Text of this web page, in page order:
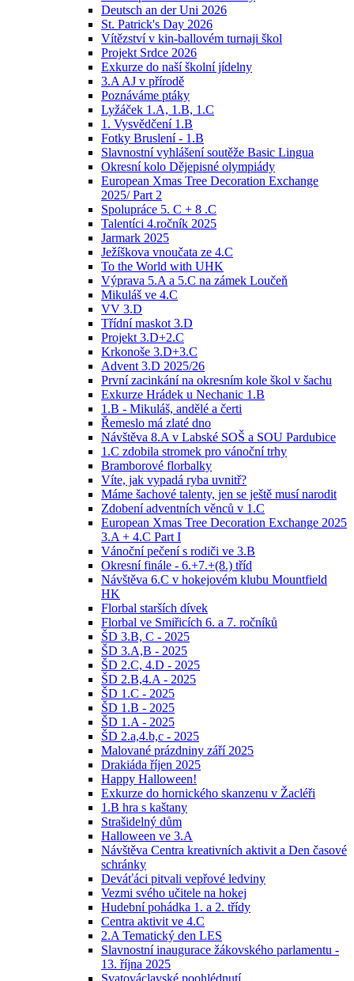
Deutsch an der Uni 2026
St. Patrick's Day 2026
Vítězství v kin-ballovém turnaji škol
Projekt Srdce 2026
Exkurze do naší školní jídelny
3.A AJ v přírodě
Poznáváme ptáky
Lyžáček 1.A, 1.B, 1.C
1. Vysvědčení 1.B
Fotky Bruslení - 1.B
Slavnostní vyhlášení soutěže Basic Lingua
Okresní kolo Dějepisné olympiády
European Xmas Tree Decoration Exchange
2025/ Part 2
Spolupráce 5. C + 8 .C
Talentíci 4.ročník 2025
Jarmark 2025
Ježíškova vnoučata ze 4.C
To the World with UHK
Výprava 5.A a 5.C na zámek Loučeň
Mikuláš ve 4.C
VV 3.D
Třídní maskot 3.D
Projekt 3.D+2.C
Krkonoše 3.D+3.C
Advent 3.D 2025/26
První zacinkání na okresním kole škol v šachu
Exkurze Hrádek u Nechanic 1.B
1.B - Mikuláš, andělé a čerti
Řemeslo má zlaté dno
Návštěva 8.A v Labské SOŠ a SOU Pardubice
1.C zdobila stromek pro vánoční trhy
Bramborové florbalky
Víte, jak vypadá ryba uvnitř?
Máme šachové talenty, jen se ještě musí narodit
Zdobení adventních věnců v 1.C
European Xmas Tree Decoration Exchange 2025
3.A + 4.C Part I
Vánoční pečení s rodiči ve 3.B
Okresní finále - 6.+7.+(8.) tříd
Návštěva 6.C v hokejovém klubu Mountfield
HK
Florbal starších dívek
Florbal ve Smiřicích 6. a 7. ročníků
ŠD 3.B, C - 2025
ŠD 3.A,B - 2025
ŠD 2.C, 4.D - 2025
ŠD 2.B,4.A - 2025
ŠD 1.C - 2025
ŠD 1.B - 2025
ŠD 1.A - 2025
ŠD 2.a,4.b,c - 2025
Malované prázdniny září 2025
Drakiáda říjen 2025
Happy Halloween!
Exkurze do hornického skanzenu v Žacléři
1.B hra s kaštany
Strašidelný dům
Halloween ve 3.A
Návštěva Centra kreativních aktivit a Den časové
schránky
Deváťáci pitvali vepřové ledviny
Vezmi svého učitele na hokej
Hudební pohádka 1. a 2. třídy
Centra aktivit ve 4.C
2.A Tematický den LES
Slavnostní inaugurace žákovského parlamentu -
13. října 2025
Svatováclavské poohlédnutí